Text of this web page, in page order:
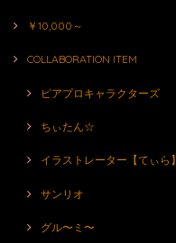
￥10,000～
COLLABORATION ITEM
ピアプロキャラクターズ
ちぃたん☆
イラストレーター【てぃら】
サンリオ
グル〜ミ〜